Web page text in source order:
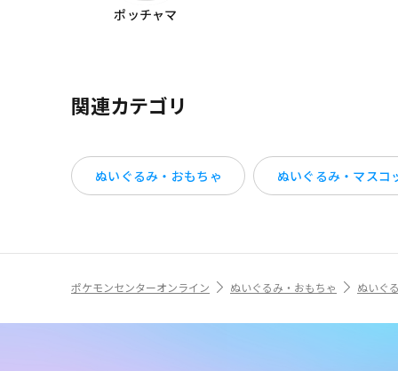
ポッチャマ
関連カテゴリ
ぬいぐるみ・おもちゃ ぬいぐるみ・マスコ
ポケモンセンターオンライン ぬいぐるみ・おもちゃ ぬいぐ